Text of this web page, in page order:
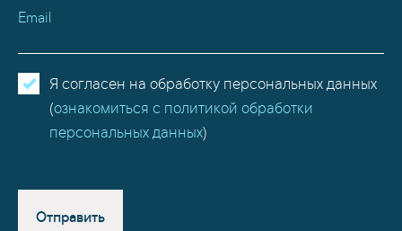
Email
Я согласен на обработку персональных данных
(ознакомиться с политикой обработки
персональных данных)
Отправить